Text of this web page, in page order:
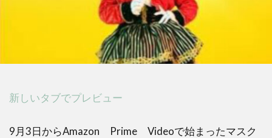
新しいタブでプレビュー
9月3日からAmazon Prime Videoで始まったマスク